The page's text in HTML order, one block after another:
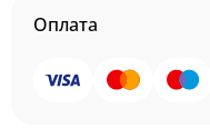
Оплата